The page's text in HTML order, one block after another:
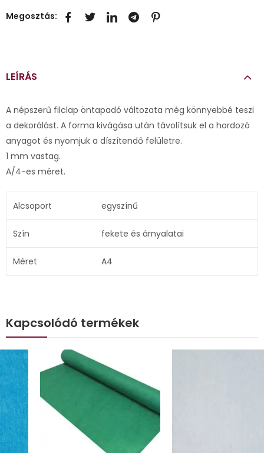
Megosztás:
LEÍRÁS
A népszerű filclap öntapadó változata még könnyebbé teszi
a dekorálást. A forma kivágása után távolítsuk el a hordozó
anyagot és nyomjuk a díszítendő felületre.
1 mm vastag.
A/4-es méret.
Alcsoport egyszínű
Szín fekete és árnyalatai
Méret A4
Kapcsolódó termékek